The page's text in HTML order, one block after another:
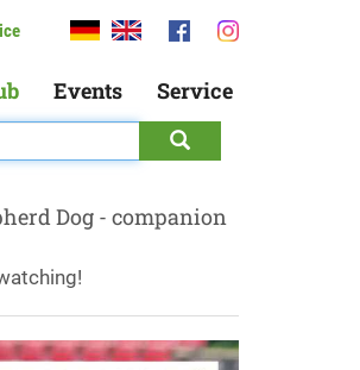
Events Service
Dog - companion